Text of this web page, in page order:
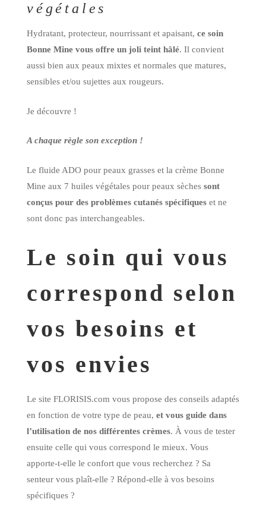
végétales
Hydratant, protecteur, nourrissant et apaisant, ce soin
Bonne Mine vous offre un joli teint hâlé. Il convient
aussi bien aux peaux mixtes et normales que matures,
sensibles et/ou sujettes aux rougeurs.
Je découvre !
A chaque règle son exception !
Le fluide ADO pour peaux grasses et la crème Bonne
Mine aux 7 huiles végétales pour peaux sèches sont
conçus pour des problèmes cutanés spécifiques et ne
sont donc pas interchangeables.
Le soin qui vous
correspond selon
vos besoins et
vos envies
Le site FLORISIS.com vous propose des conseils adaptés
en fonction de votre type de peau, et vous guide dans
l’utilisation de nos différentes crèmes. À vous de tester
ensuite celle qui vous correspond le mieux. Vous
apporte-t-elle le confort que vous recherchez ? Sa
senteur vous plaît-elle ? Répond-elle à vos besoins
spécifiques ?